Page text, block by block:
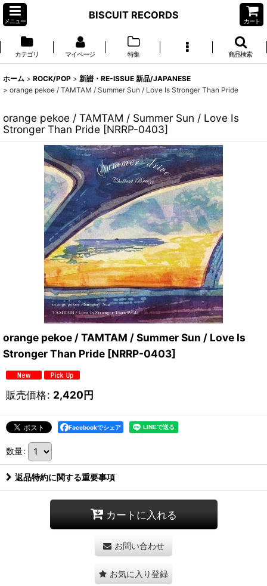
メニュー
BISCUIT RECORDS
カート
カテゴリ マイページ 特集 商品検索
ホーム > ROCK/POP > 新譜・RE-ISSUE 新品/JAPANESE
> orange pekoe / TAMTAM / Summer Sun / Love Is Stronger Than Pride
orange pekoe / TAMTAM / Summer Sun / Love Is
Stronger Than Pride [NRRP-0403]
orange pekoe / TAMTAM / Summer Sun / Love Is
Stronger Than Pride [NRRP-0403]
販売価格: 2,420円
Facebookでシェア
数量:
返品特約に関する重要事項
カートに入れる
お問い合わせ
お気に入り登録